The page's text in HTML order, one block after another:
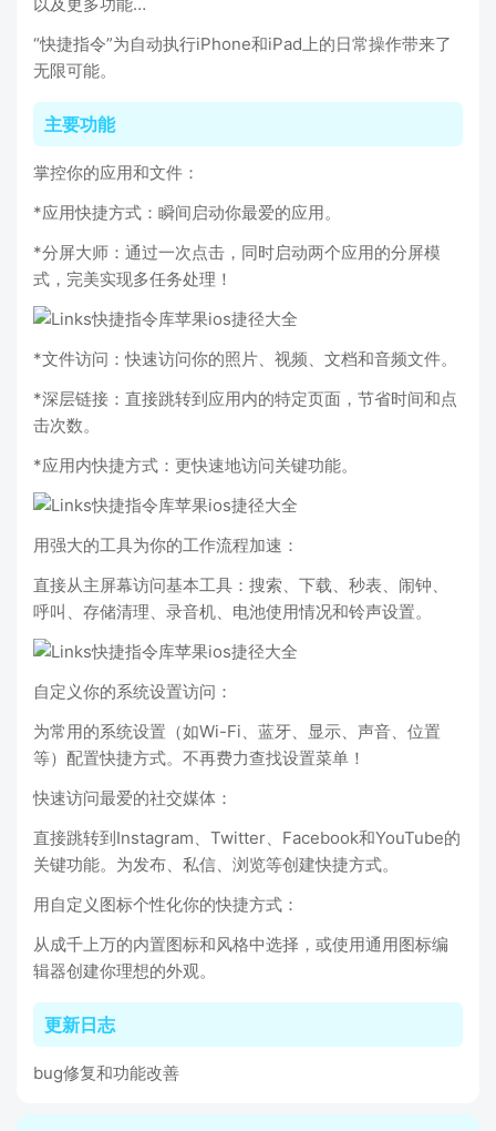
“快捷指令”为自动执行iPhone和iPad上的日常操作带来了
无限可能。
主要功能
掌控你的应用和文件：
*应用快捷方式：瞬间启动你最爱的应用。
*分屏大师：通过一次点击，同时启动两个应用的分屏模
式，完美实现多任务处理！
*文件访问：快速访问你的照片、视频、文档和音频文件。
*深层链接：直接跳转到应用内的特定页面，节省时间和点
击次数。
*应用内快捷方式：更快速地访问关键功能。
用强大的工具为你的工作流程加速：
直接从主屏幕访问基本工具：搜索、下载、秒表、闹钟、
呼叫、存储清理、录音机、电池使用情况和铃声设置。
自定义你的系统设置访问：
为常用的系统设置（如Wi-Fi、蓝牙、显示、声音、位置
等）配置快捷方式。不再费力查找设置菜单！
快速访问最爱的社交媒体：
直接跳转到Instagram、Twitter、Facebook和YouTube的
关键功能。为发布、私信、浏览等创建快捷方式。
用自定义图标个性化你的快捷方式：
从成千上万的内置图标和风格中选择，或使用通用图标编
辑器创建你理想的外观。
更新日志
bug修复和功能改善